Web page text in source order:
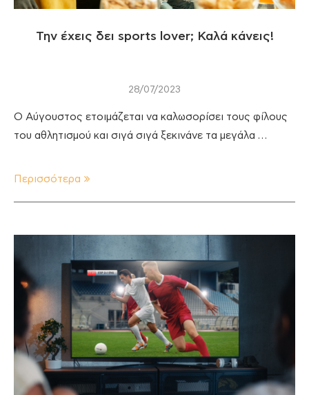
Την έχεις δει sports lover; Καλά κάνεις!
28/07/2023
Ο Αύγουστος ετοιμάζεται να καλωσορίσει τους φίλους
του αθλητισμού και σιγά σιγά ξεκινάνε τα μεγάλα …
Περισσότερα